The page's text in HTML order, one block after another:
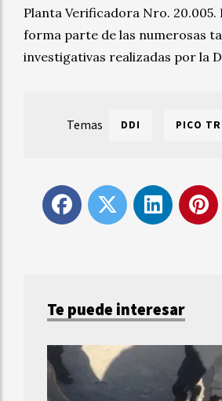
Planta Verificadora Nro. 20.005.
forma parte de las numerosas
investigativas realizadas por la
DDI PICO
Te puede interesar